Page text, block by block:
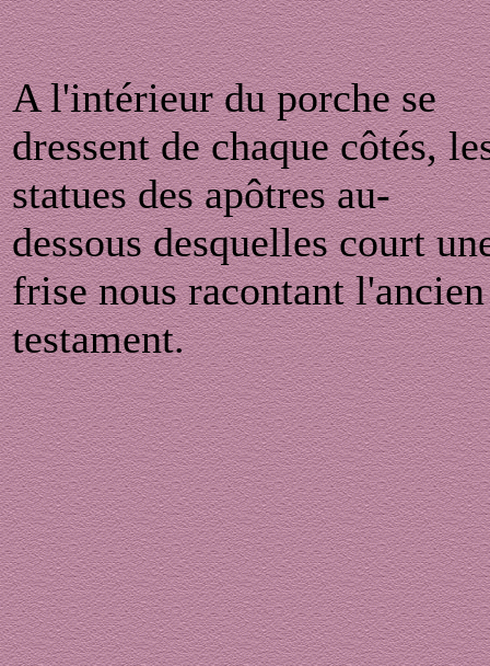
A l'intérieur du porche se
dressent de chaque côtés,
statues des apôtres au-
dessous desquelles court
frise nous racontant l'ancien
testament.